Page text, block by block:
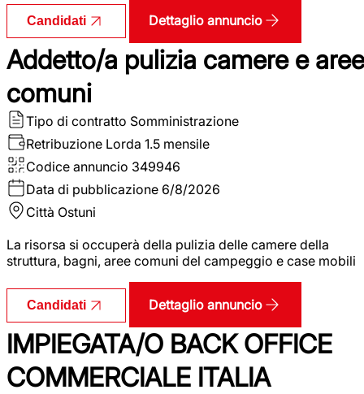
Candidati Dettaglio annuncio
Addetto/a pulizia camere e aree
comuni
Tipo di contratto Somministrazione
Retribuzione Lorda 1.5 mensile
Codice annuncio 349946
Data di pubblicazione 6/8/2026
Città Ostuni
La risorsa si occuperà della pulizia delle camere della
struttura, bagni, aree comuni del campeggio e case mobili
Candidati Dettaglio annuncio
IMPIEGATA/O BACK OFFICE
COMMERCIALE ITALIA